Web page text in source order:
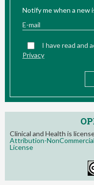
Notify me when a new
I have read and
Privacy
Clinical and Health is
Attribution-
License